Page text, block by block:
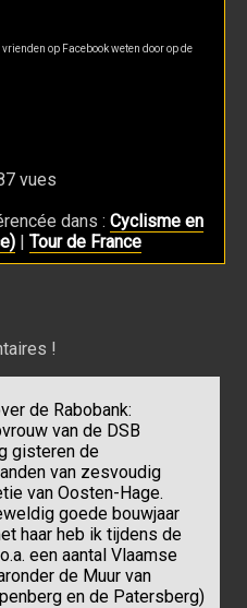
op Facebook weten door op de
vues
dans : Cyclisme en
| Tour de France
!
de Rabobank:
van de DSB
gisteren de
van zesvoudig
van Oosten-Hage.
goede bouwjaar
haar heb ik tijdens de
een aantal Vlaamse
de Muur van
en de Patersberg)